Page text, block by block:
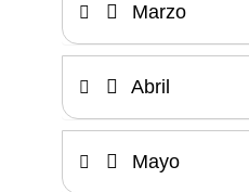
Marzo
Abril
Mayo